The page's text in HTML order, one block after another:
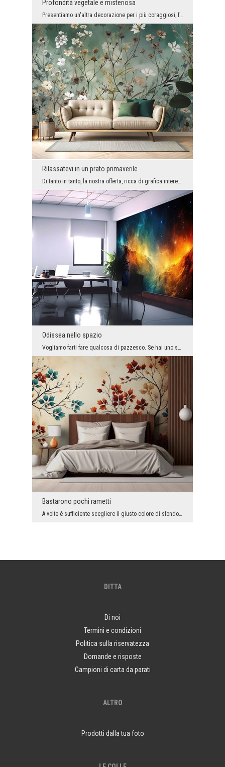
Profondità vegetale e misteriosa
Presentiamo un'altra decorazione per i più coraggiosi, foglie enormi su sfondo nero. Questa è una...
Rilassatevi in ​​un prato primaverile
Di tanto in tanto, la nostra offerta, ricca di grafica interessante e simpatica, include design u...
Odissea nello spazio
Vogliamo farti fare qualcosa di pazzesco. Se hai uno spazio alla moda, industriale e minimalista,...
Bastarono pochi rametti
A volte è sufficiente scegliere il giusto colore di sfondo e aggiungervi dettagli delicati, ma è ...
DITTA
Di noi
Termini e condizioni
Politica sulla riservatezza
Domande e risposte
Campioni di carta da parati
ALTRO
Prodotti dalla tua foto